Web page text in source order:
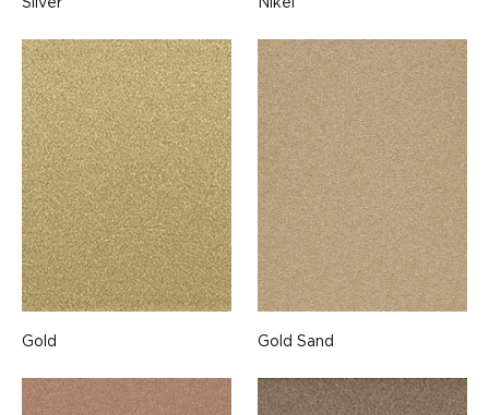
Gold Gold Sand